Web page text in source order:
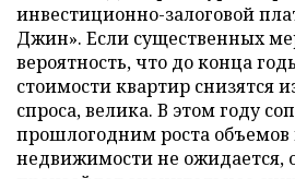
инвестиционно-залоговой
Джин». Если существенных
вероятность, что до конца
стоимости квартир снизятся
спроса, велика. В этом году
прошлогодним роста объемов
недвижимости не ожидается,